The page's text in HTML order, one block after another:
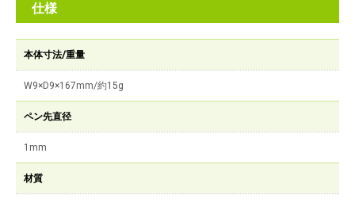
仕様
本体寸法/重量
W9×D9×167mm/約15g
ペン先直径
1mm
材質